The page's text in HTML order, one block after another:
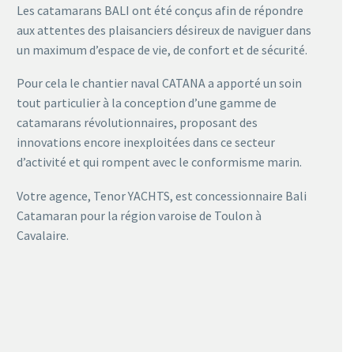
Les catamarans BALI ont été conçus afin de répondre
aux attentes des plaisanciers désireux de naviguer dans
un maximum d’espace de vie, de confort et de sécurité.
Pour cela le chantier naval CATANA a apporté un soin
tout particulier à la conception d’une gamme de
catamarans révolutionnaires, proposant des
innovations encore inexploitées dans ce secteur
d’activité et qui rompent avec le conformisme marin.
Votre agence, Tenor YACHTS, est concessionnaire Bali
Catamaran pour la région varoise de Toulon à
Cavalaire.